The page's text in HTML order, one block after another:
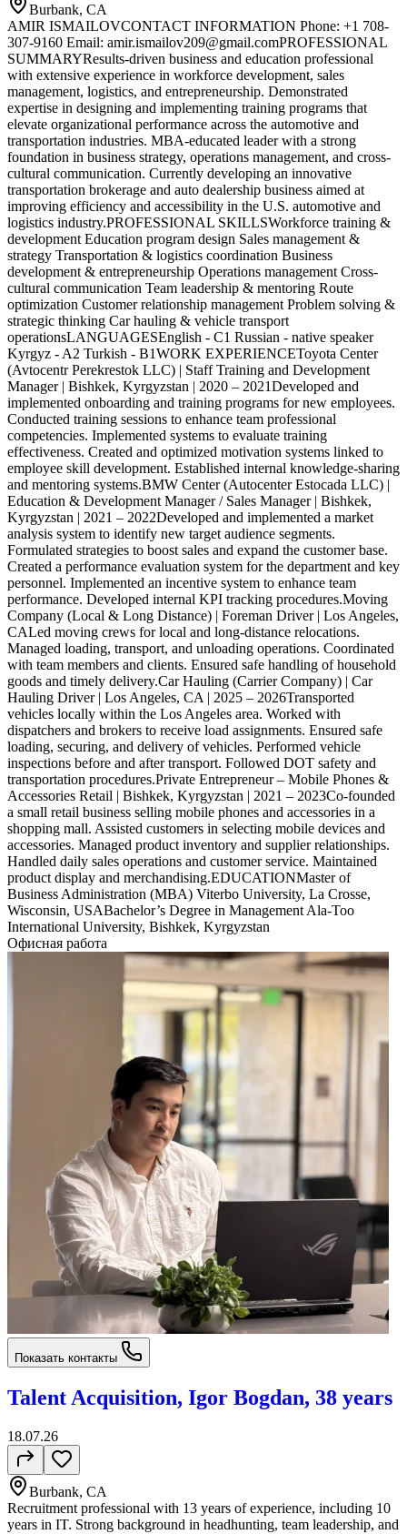
Burbank, CA
AMIR ISMAILOVCONTACT INFORMATION Phone: +1 708-
307-9160 Email: amir.ismailov209@gmail.comPROFESSIONAL
SUMMARYResults-driven business and education professional
with extensive experience in workforce development, sales
management, logistics, and entrepreneurship. Demonstrated
expertise in designing and implementing training programs that
elevate organizational performance across the automotive and
transportation industries. MBA-educated leader with a strong
foundation in business strategy, operations management, and cross-
cultural communication. Currently developing an innovative
transportation brokerage and auto dealership business aimed at
improving efficiency and accessibility in the U.S. automotive and
logistics industry.PROFESSIONAL SKILLSWorkforce training &
development Education program design Sales management &
strategy Transportation & logistics coordination Business
development & entrepreneurship Operations management Cross-
cultural communication Team leadership & mentoring Route
optimization Customer relationship management Problem solving &
strategic thinking Car hauling & vehicle transport
operationsLANGUAGESEnglish - C1 Russian - native speaker
Kyrgyz - A2 Turkish - B1WORK EXPERIENCEToyota Center
(Avtocentr Perekrestok LLC) | Staff Training and Development
Manager | Bishkek, Kyrgyzstan | 2020 – 2021Developed and
implemented onboarding and training programs for new employees.
Conducted training sessions to enhance team professional
competencies. Implemented systems to evaluate training
effectiveness. Created and optimized motivation systems linked to
employee skill development. Established internal knowledge-sharing
and mentoring systems.BMW Center (Autocenter Estocada LLC) |
Education & Development Manager / Sales Manager | Bishkek,
Kyrgyzstan | 2021 – 2022Developed and implemented a market
analysis system to identify new target audience segments.
Formulated strategies to boost sales and expand the customer base.
Created a performance evaluation system for the department and key
personnel. Implemented an incentive system to enhance team
performance. Developed internal KPI tracking procedures.Moving
Company (Local & Long Distance) | Foreman Driver | Los Angeles,
CALed moving crews for local and long-distance relocations.
Managed loading, transport, and unloading operations. Coordinated
with team members and clients. Ensured safe handling of household
goods and timely delivery.Car Hauling (Carrier Company) | Car
Hauling Driver | Los Angeles, CA | 2025 – 2026Transported
vehicles locally within the Los Angeles area. Worked with
dispatchers and brokers to receive load assignments. Ensured safe
loading, securing, and delivery of vehicles. Performed vehicle
inspections before and after transport. Followed DOT safety and
transportation procedures.Private Entrepreneur – Mobile Phones &
Accessories Retail | Bishkek, Kyrgyzstan | 2021 – 2023Co-founded
a small retail business selling mobile phones and accessories in a
shopping mall. Assisted customers in selecting mobile devices and
accessories. Managed product inventory and supplier relationships.
Handled daily sales operations and customer service. Maintained
product display and merchandising.EDUCATIONMaster of
Business Administration (MBA) Viterbo University, La Crosse,
Wisconsin, USABachelor’s Degree in Management Ala-Too
International University, Bishkek, Kyrgyzstan
Офисная работа
Показать контакты
Talent Acquisition, Igor Bogdan, 38 years
18.07.26
Burbank, CA
Recruitment professional with 13 years of experience, including 10
years in IT. Strong background in headhunting, team leadership, and